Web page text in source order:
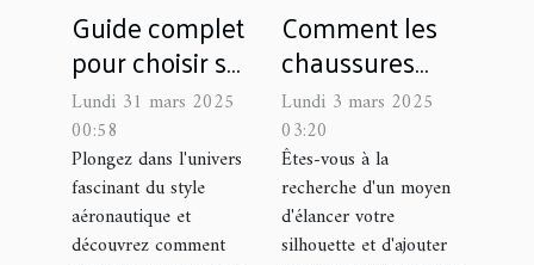
Guide complet
pour choisir sa
tenue aviateur
idéale
Lundi 31 mars 2025
00:58
Plongez dans l'univers
fascinant du style
aéronautique et
découvrez comment
Comment les
chaussures
rehaussantes
peuvent
transformer
votre style et
confiance
Lundi 3 mars 2025
03:20
Êtes-vous à la
recherche d'un moyen
d'élancer votre
silhouette et d'ajouter